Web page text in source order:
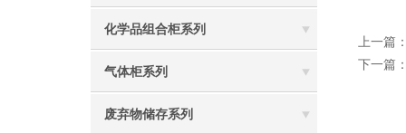
化学品组合柜系列
气体柜系列
废弃物储存系列
上一篇
下一篇